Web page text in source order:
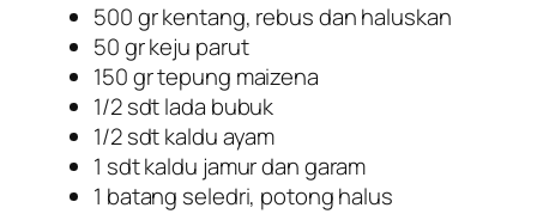
500 gr kentang, rebus dan haluskan
50 gr keju parut
150 gr tepung maizena
1/2 sdt lada bubuk
1/2 sdt kaldu ayam
1 sdt kaldu jamur dan garam
1 batang seledri, potong halus